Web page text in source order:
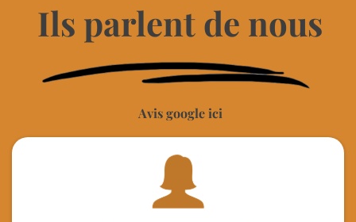
Ils parlent de nous
Avis google ici